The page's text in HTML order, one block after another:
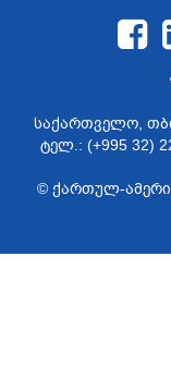
საქართველო,
ტელ.: (+995 32)
© ქართულ-